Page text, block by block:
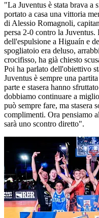
"La Juventus è stata brava a
portato a casa una vittoria
di Alessio Romagnoli,
persa 2-0 contro la
dell'espulsione a Higuaín e
spogliatoio era deluso,
crocifisso, ha già chiesto
Poi ha parlato dell'obiettivo
Juventus è sempre una
parte e stasera hanno
dobbiamo continuare a
può sempre fare, ma stasera
complimenti. Ora pensiamo
sarà uno scontro diretto".